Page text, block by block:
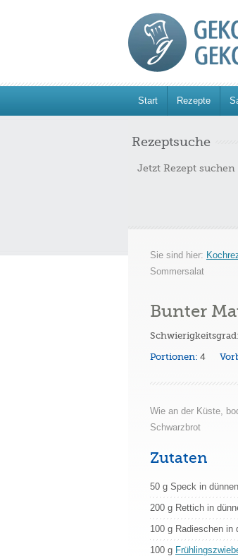
Start Rezepte
Rezeptsuche
Sie sind hier:
Sommersalat
Bunter
Schwierigkeitsgrad:
Portionen: 4
Wie an der Küste,
Schwarzbrot
Zutaten
50 g Speck in
200 g Rettich in
100 g Radieschen in
100 g